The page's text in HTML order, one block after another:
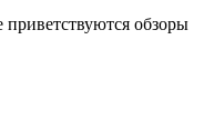
приветствуются обзоры